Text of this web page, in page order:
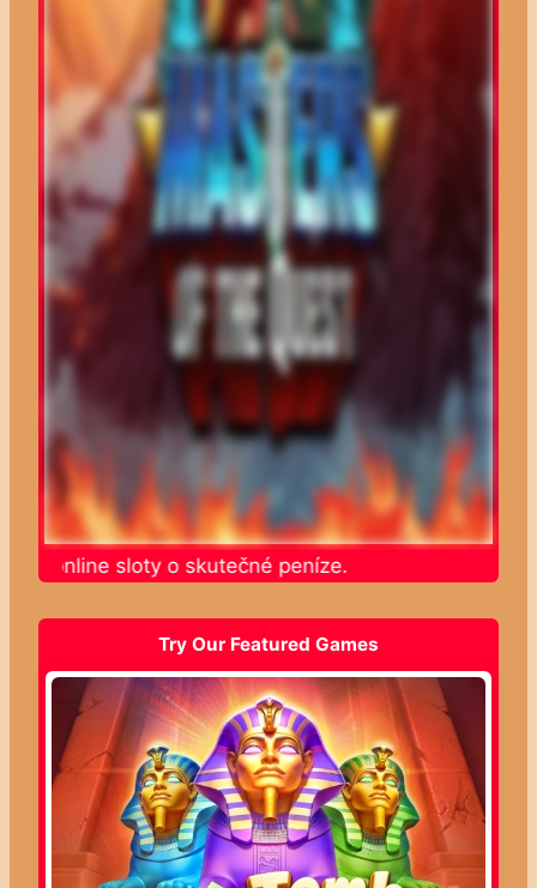
online sloty o skutečné peníze.
Try Our Featured Games